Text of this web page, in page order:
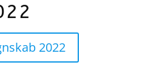
2022